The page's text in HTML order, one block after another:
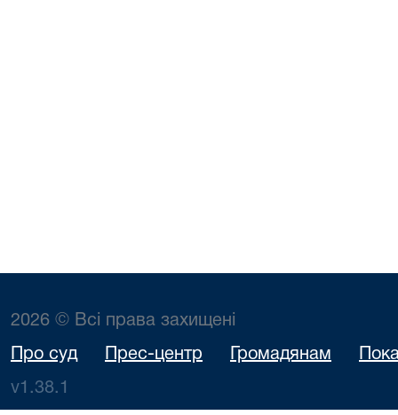
2026 © Всі права захищені
Про суд Прес-центр Громадянам
v1.38.1